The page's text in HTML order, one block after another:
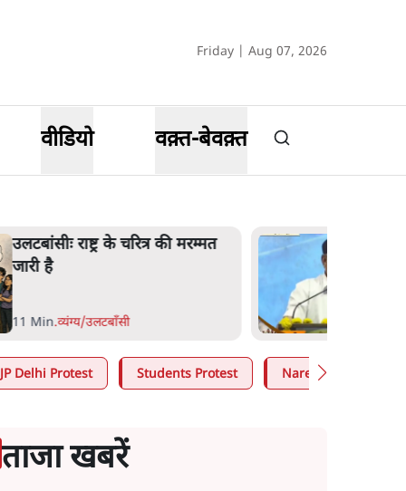
Friday | Aug 07, 2026
वीडियो वक़्त-बेवक़्त
भागवत बोले- 'जेन ज़ी पर आँख
मूंदकर भरोसा, आंदोलन देश-विरोधी
नहीं'; अतुल लिमये बोले थे- 'एंटी
नेशनल'
6 Min.देश
Delhi Protest Students Protest Narendra Modi
ताजा खबरें